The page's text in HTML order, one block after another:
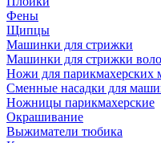
Фены
Щипцы
Машинки для стрижки
Машинки для стрижки
Ножи для парикмахерских
Сменные насадки для
Ножницы парикмахерские
Окрашивание
Выжиматели тюбика